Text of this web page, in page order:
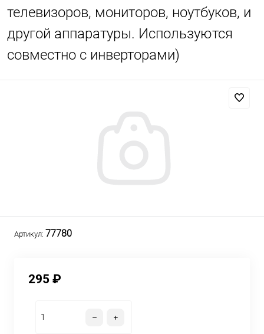
телевизоров, мониторов, ноутбуков, и
другой аппаратуры. Используются
совместно с инверторами)
Артикул: 77780
295 ₽